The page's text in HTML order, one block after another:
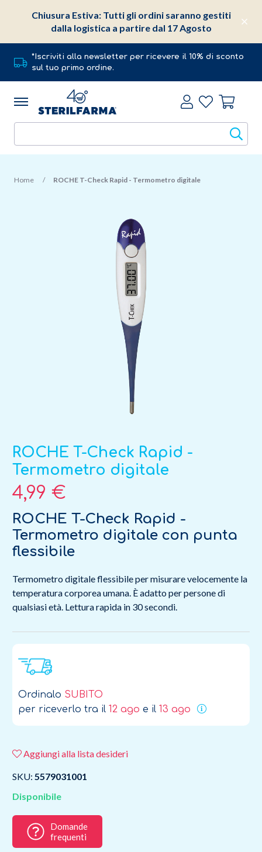
*Iscriviti alla newsletter per ricevere il 10% di sconto
sul tuo primo ordine.
Home ROCHE T-Check Rapid - Termometro digitale
ROCHE T-Check Rapid -
Termometro digitale
4,99 €
ROCHE T-Check Rapid -
Termometro digitale con punta
flessibile
Termometro digitale flessibile per misurare velocemente la
temperatura corporea umana. È adatto per persone di
qualsiasi età. Lettura rapida in 30 secondi.
Ordinalo SUBITO
per riceverlo tra il 12 ago e il 13 ago
Aggiungi alla lista desideri
SKU: 5579031001
Disponibile
Domande
frequenti
Chiusura Estiva: Tutti gli ordini saranno gestiti
dalla logistica a partire dal 17 Agosto